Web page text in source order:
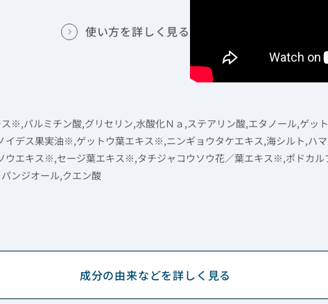
使い方を詳しく見る
※,パルミチン酸,グリセリン,水酸化Ｎａ,ステアリン酸,エタノール,ゲッ
デス果実油※,ゲットウ葉エキス※,ニンギョウタケエキス,海シルト,ハ
ウエキス※,セージ葉エキス※,タチジャコウソウ花／葉エキス※,ポドカ
ンジオール,クエン酸
成分の由来などを詳しく見る